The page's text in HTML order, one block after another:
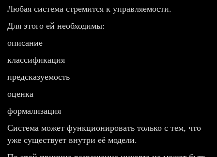
Любая система стремится к управляемости.
Для этого ей необходимы:
описание
классификация
предсказуемость
оценка
формализация
Система может функционировать только с тем, что
уже существует внутри её модели.